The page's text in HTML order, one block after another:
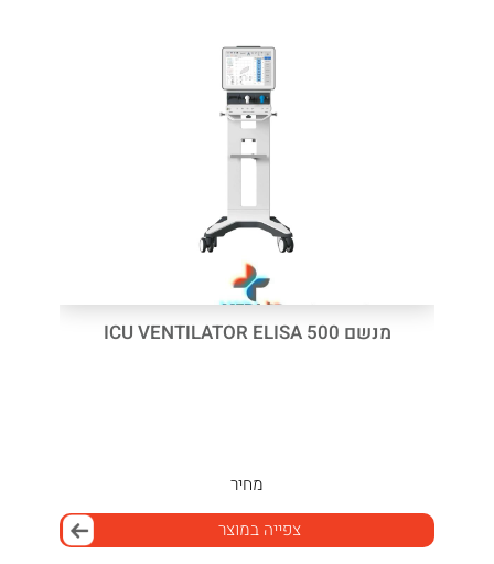
מנשם ICU VENTILATOR ELISA 500
מחיר
צפייה במוצר